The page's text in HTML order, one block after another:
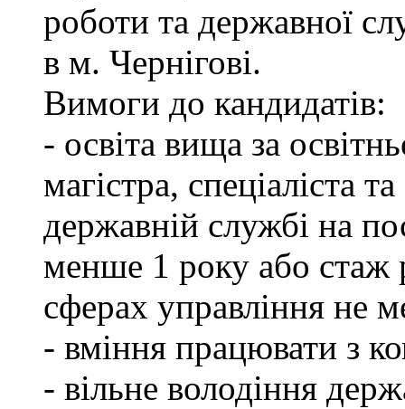
роботи та державної
в м. Чернігові.
Вимоги до кандидатів:
- освіта вища за
магістра, спеціаліста
державній службі на
менше 1 року або стаж
сферах управління не
- вміння працювати з
- вільне володіння